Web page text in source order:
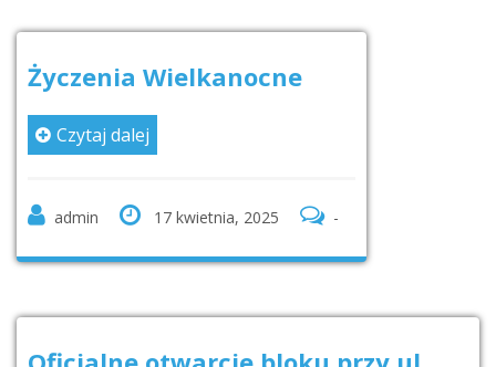
Życzenia Wielkanocne
Czytaj dalej
admin 17 kwietnia, 2025 -